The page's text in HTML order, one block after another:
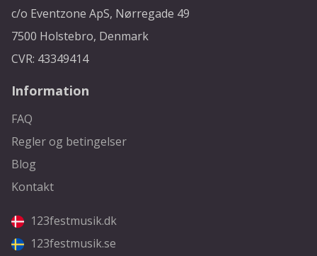
c/o Eventzone ApS, Nørregade 49
7500 Holstebro, Denmark
CVR: 43349414
Information
FAQ
Regler og betingelser
Blog
Kontakt
123festmusik.dk
123festmusik.se